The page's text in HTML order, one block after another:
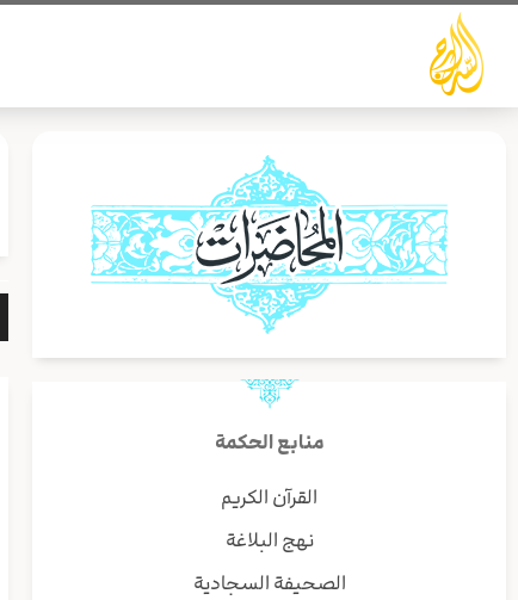
تخطي
المحتوى
منابع الحكمة
القرآن الكريم
نهج البلاغة
الصحيفة السجادية